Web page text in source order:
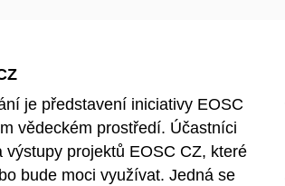
je představení iniciativy EOSC
vědeckém prostředí. Účastníci
projektů EOSC CZ, které
bude moci využívat. Jedná se